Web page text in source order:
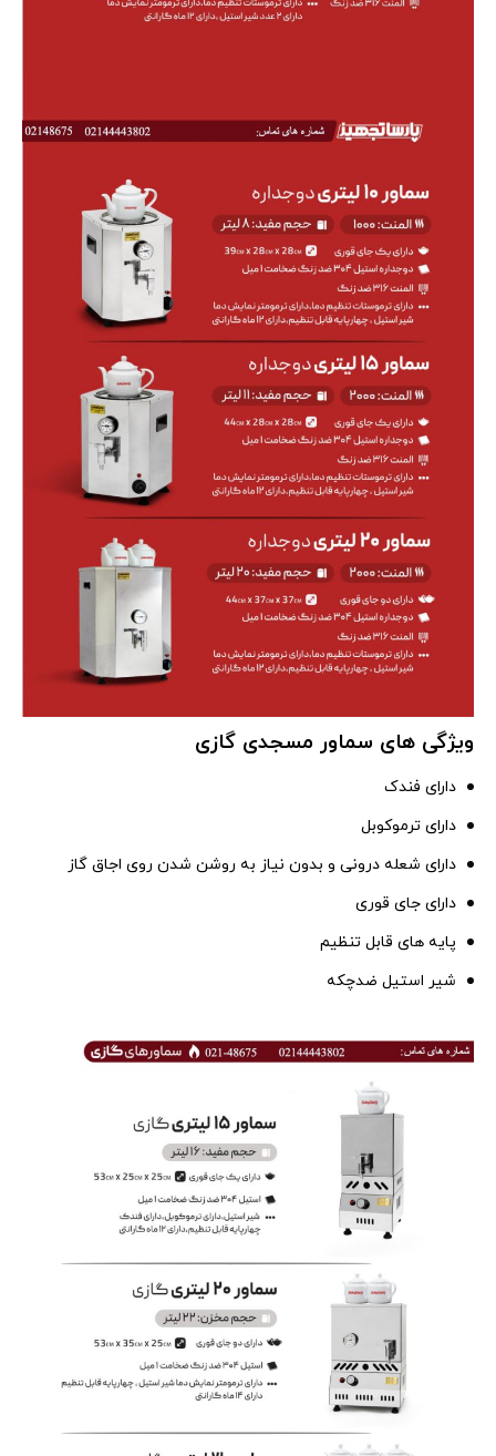
ویژگی های سماور مسجدی گازی
دارای فندک
دارای ترموکوبل
دارای شعله درونی و بدون نیاز به روشن شدن روی اجاق گاز
دارای جای قوری
پایه های قابل تنظیم
شیر استیل ضدچکه